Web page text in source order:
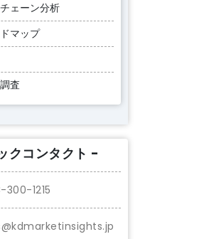
ェーン分析
マップ
査
クコンタクト -
300-1215